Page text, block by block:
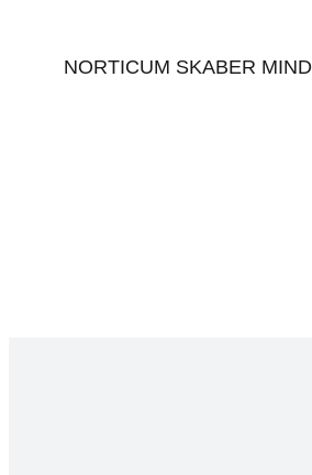
NORTICUM SKABER